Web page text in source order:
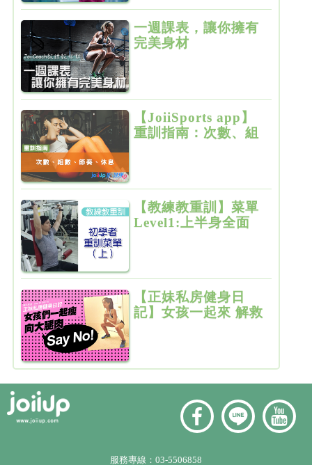
一週課表，讓你擁有
完美身材
【JoiiSports app】
重訓指南：次數、組
【教練教重訓】菜單
Level1:上半身全面
【正妹私房健身日
記】女孩一起來 解救
服務專線： 03-5506858